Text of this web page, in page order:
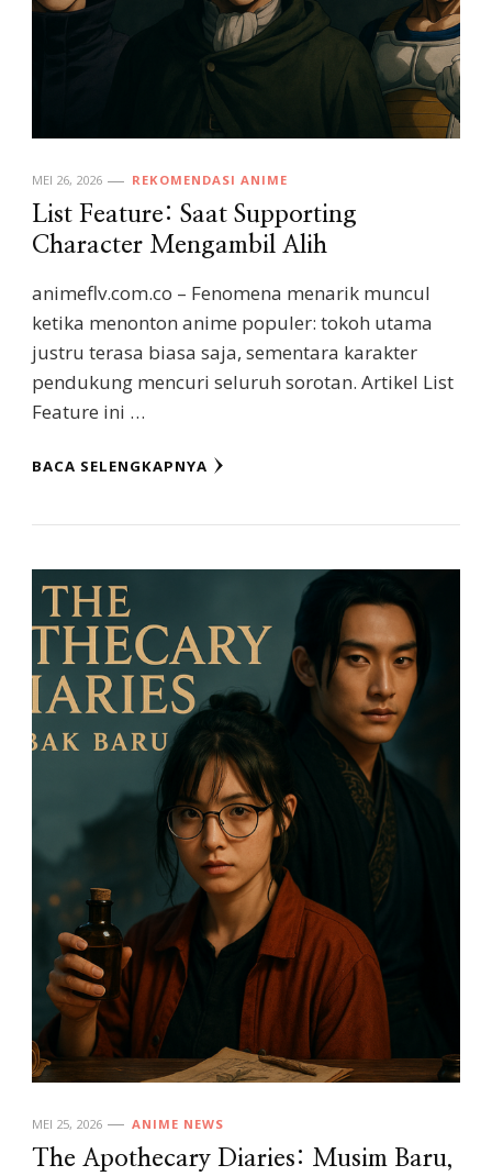
MEI 26, 2026 REKOMENDASI ANIME
List Feature: Saat Supporting
Character Mengambil Alih
animeflv.com.co – Fenomena menarik muncul
ketika menonton anime populer: tokoh utama
justru terasa biasa saja, sementara karakter
pendukung mencuri seluruh sorotan. Artikel List
Feature ini …
BACA SELENGKAPNYA
MEI 25, 2026 ANIME NEWS
The Apothecary Diaries: Musim Baru,